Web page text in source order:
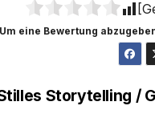
Um eine Bewertung
Storytelling /